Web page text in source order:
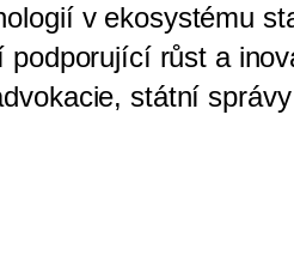
v ekosystému
růst a
státní